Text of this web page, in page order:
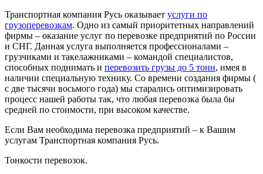
Транспортная компания Русь оказывает услуги по
грузоперевозкам. Одно из самый приоритетных направлений
фирмы – оказание услуг по перевозке предприятий по России
и СНГ. Данная услуга выполняется профессионалами –
грузчиками и такелажниками – командой специалистов,
способных поднимать и перевозить грузы до 5 тонн, имея в
наличии специальную технику. Со времени создания фирмы (
с две тысячи восьмого года) мы старались оптимизировать
процесс нашей работы так, что любая перевозка была бы
средней по стоимости, при высоком качестве.
Если Вам необходима перевозка предприятий – к Вашим
услугам Транспортная компания Русь.
Тонкости перевозок.